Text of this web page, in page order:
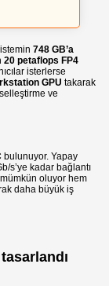
748 GB’a
20 petaflops FP4
isterlerse
GPU takarak
ve
bulunuyor. Yapay
s’ye kadar bağlantı
mümkün oluyor hem
daha büyük iş